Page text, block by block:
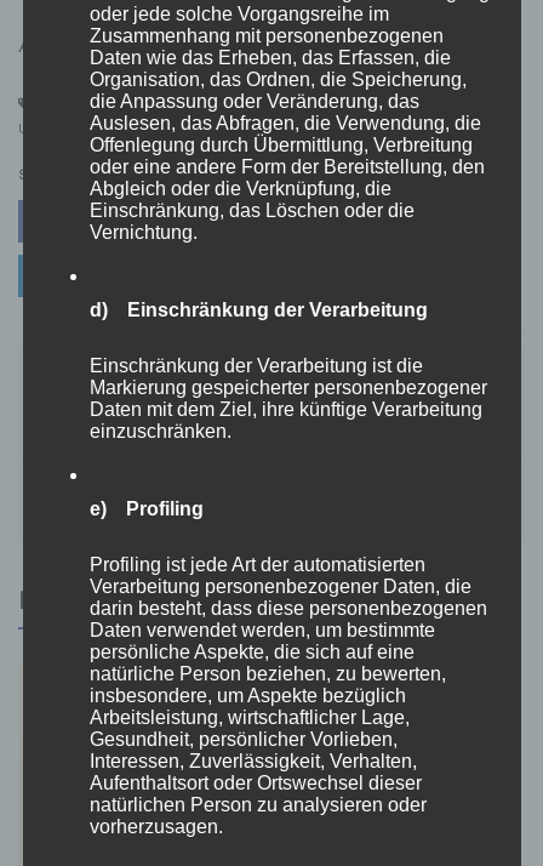
AD / Werbung / Sponsored
,immobilien,Leben,Montenegro,Regionen,Reise
Urlaub
Wohnen
SHARE
Facebook Twitter Pinterest
Linkedin
Beitragsnavigation
Halsketten richtig säubern: So strahlen Ihre
Schmuckstücke wieder
Silberfische loswerden: So geht’s effektiv!
RELATED POSTS
oder jede solche Vorgangsreihe im
Zusammenhang mit personenbezogenen
Daten wie das Erheben, das Erfassen, die
Organisation, das Ordnen, die Speicherung,
die Anpassung oder Veränderung, das
Auslesen, das Abfragen, die Verwendung, die
Offenlegung durch Übermittlung, Verbreitung
oder eine andere Form der Bereitstellung, den
Abgleich oder die Verknüpfung, die
Einschränkung, das Löschen oder die
Vernichtung.
d) Einschränkung der Verarbeitung
Einschränkung der Verarbeitung ist die
Markierung gespeicherter personenbezogener
Daten mit dem Ziel, ihre künftige Verarbeitung
einzuschränken.
e) Profiling
Profiling ist jede Art der automatisierten
Verarbeitung personenbezogener Daten, die
darin besteht, dass diese personenbezogenen
Daten verwendet werden, um bestimmte
persönliche Aspekte, die sich auf eine
natürliche Person beziehen, zu bewerten,
insbesondere, um Aspekte bezüglich
Arbeitsleistung, wirtschaftlicher Lage,
Gesundheit, persönlicher Vorlieben,
Interessen, Zuverlässigkeit, Verhalten,
Aufenthaltsort oder Ortswechsel dieser
natürlichen Person zu analysieren oder
vorherzusagen.